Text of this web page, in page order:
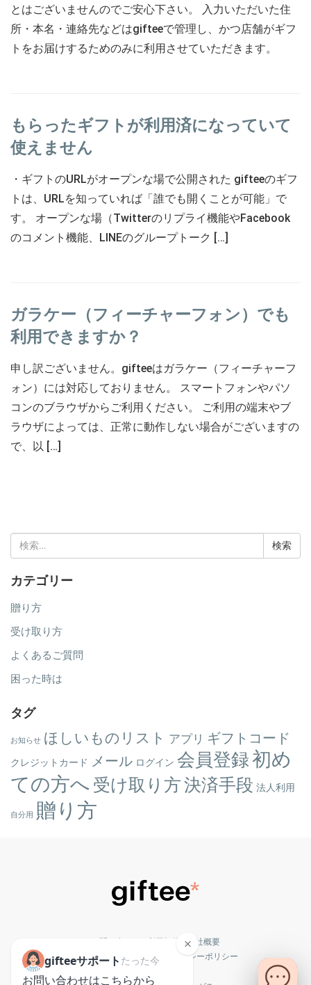
とはございませんのでご安心下さい。 入力いただいた住
所・本名・連絡先などはgifteeで管理し、かつ店舗がギフ
トをお届けするためのみに利用させていただきます。
もらったギフトが利用済になっていて
使えません
・ギフトのURLがオープンな場で公開された gifteeのギフ
トは、URLを知っていれば「誰でも開くことが可能」で
す。 オープンな場（Twitterのリプライ機能やFacebook
のコメント機能、LINEのグループトーク […]
ガラケー（フィーチャーフォン）でも
利用できますか？
申し訳ございません。gifteeはガラケー（フィーチャーフ
ォン）には対応しておりません。 スマートフォンやパソ
コンのブラウザからご利用ください。 ご利用の端末やブ
ラウザによっては、正常に動作しない場合がございますの
で、以 […]
検
索:
カテゴリー
贈り方
受け取り方
よくあるご質問
困った時は
タグ
お知らせ ほしいものリスト アプリ ギフトコード
クレジットカード メール ログイン 会員登録初め
ての方へ 受け取り方決済手段 法人利用
自分用 贈り方
|会社概要
特商法に関する表記
|プライバシーポリシー